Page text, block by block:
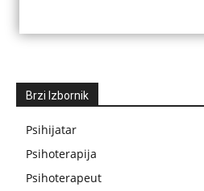
Brzi Izbornik
Psihijatar
Psihoterapija
Psihoterapeut